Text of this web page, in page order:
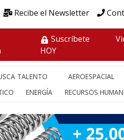
Recibe el Newsletter
Suscríbete
HOY
TALENTO AEROESPACIAL
ENERGÍA RECURSOS